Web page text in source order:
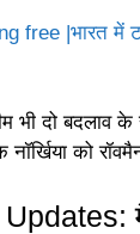
free |भारत में
भी दो
को